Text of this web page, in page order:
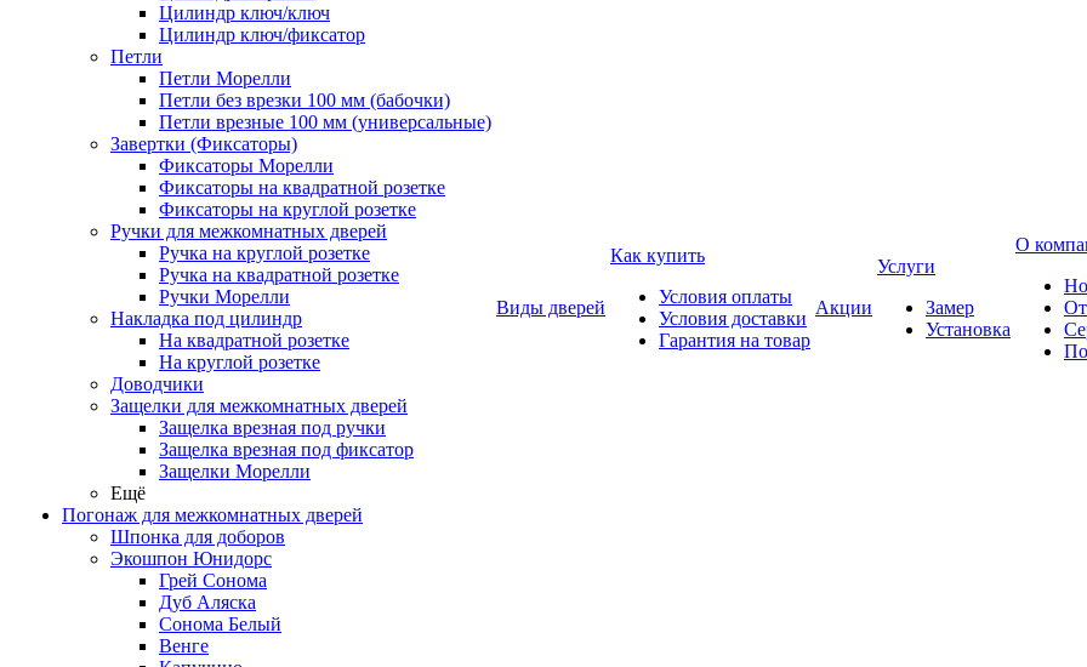
Цилиндр ключ/ключ
Цилиндр ключ/фиксатор
Петли
Петли Морелли
Петли без врезки 100 мм (бабочки)
Петли врезные 100 мм (универсальные)
Завертки (Фиксаторы)
Фиксаторы Морелли
Фиксаторы на квадратной розетке
Фиксаторы на круглой розетке
Ручки для межкомнатных дверей
Ручка на круглой розетке
Ручка на квадратной розетке
Ручки Морелли
Накладка под цилиндр
На квадратной розетке
На круглой розетке
Доводчики
Защелки для межкомнатных дверей
Защелка врезная под ручки
Защелка врезная под фиксатор
Защелки Морелли
Ещё
Погонаж для межкомнатных дверей
Шпонка для доборов
Экошпон Юнидорс
Грей Сонома
Дуб Аляска
Сонома Белый
Венге
Виды дверей
Как купить
Условия оплаты
Условия доставки
Гарантия на товар
Акции
Услуги
Замер
Установка
О